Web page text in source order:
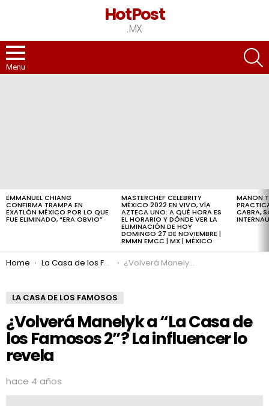
HotPost
.MX
Menu
EMMANUEL CHIANG
CONFIRMA TRAMPA EN
EXATLÓN MÉXICO POR LO QUE
FUE ELIMINADO, “ERA OBVIO”
MASTERCHEF CELEBRITY
MÉXICO 2022 EN VIVO, VÍA
AZTECA UNO: A QUÉ HORA ES
EL HORARIO Y DÓNDE VER LA
ELIMINACIÓN DE HOY
DOMINGO 27 DE NOVIEMBRE |
RMMN EMCC | MX | MÉXICO
MANON
CABRA,
You are here:
Home La Casa de los Famosos ¿Volverá Manelyk a “La Casa de los Famosos 2”? La influencer lo revela
LA CASA DE LOS FAMOSOS
¿Volverá Manelyk a “La Casa de
los Famosos 2”? La influencer lo
revela
hace 4 años